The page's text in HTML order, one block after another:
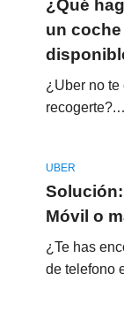
¿Qué
un
¿Uber no te
UBER
Móvil o
¿Te has
de telefono